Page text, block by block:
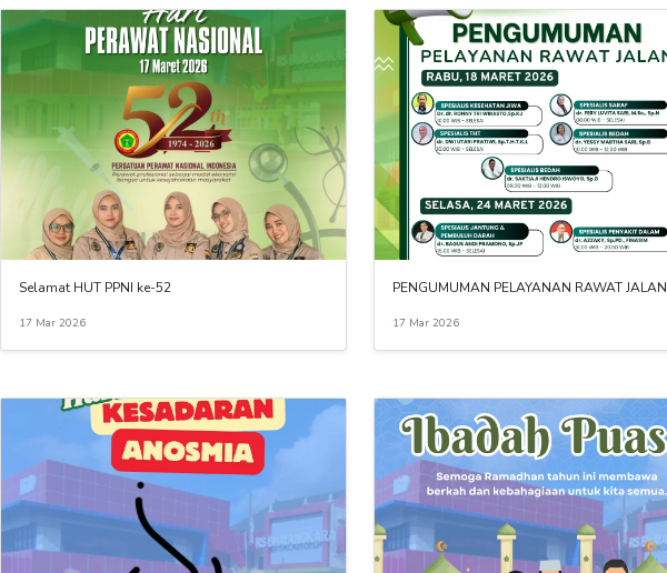
Selamat HUT PPNI ke-52
17 Mar 2026
PENGUMUMAN PELAYANAN RAWAT JALAN
17 Mar 2026